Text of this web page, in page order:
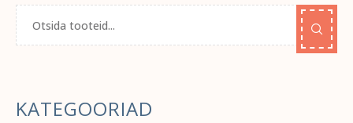
KATEGOORIAD